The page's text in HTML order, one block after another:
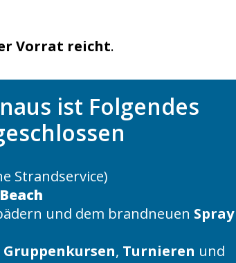
Vorrat reicht.
ist Folgendes
Strandservice)
und dem brandneuen Spray
Gruppenkursen, Turnieren und